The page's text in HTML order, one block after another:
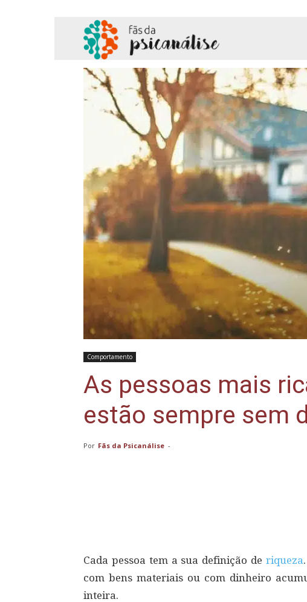
Psicanálise
Comportamento
As pessoas mais
estão sempre sem
Por Fãs da Psicanálise -
Cada pessoa tem a sua definição deriqueza
com bens materiais ou com dinheiro
inteira.